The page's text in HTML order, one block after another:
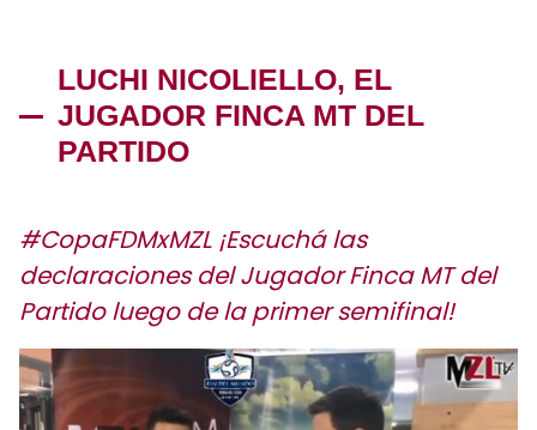
LUCHI NICOLIELLO, EL
JUGADOR FINCA MT DEL
PARTIDO
#CopaFDMxMZL ¡Escuchá las
declaraciones del Jugador Finca MT del
Partido luego de la primer semifinal!